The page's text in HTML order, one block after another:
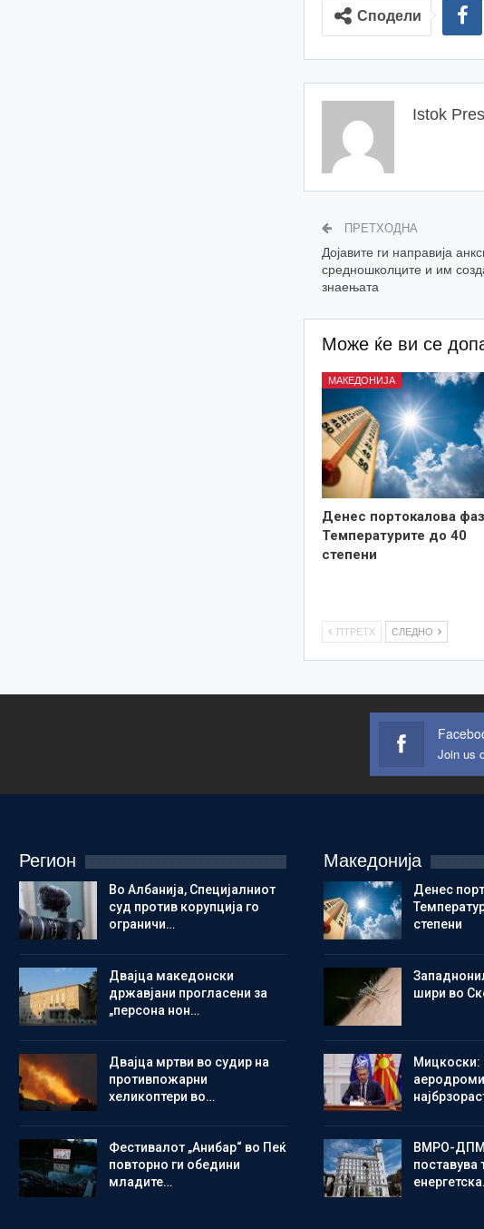
Сподели
Istok
ПРЕТХОДНА
Дојавите ги направија
средношколците и им
знаењата
Може ќе ви се
МАКЕДОНИЈА
Денес портокалова
Температурите до 40
степени
ПТРЕТХ СЛЕДНО
Join us
Регион
Во Албанија, Специјалниот
суд против корупција го
ограничи…
Двајца македонски
државјани прогласени за
„персона нон…
Двајца мртви во судир на
противпожарни
хеликоптери во…
Фестивалот „Анибар“ во Пеќ
повторно ги обедини
младите…
Македонија
Денес
степени
шири во
Мицкоски:
ВМРО-
поставува